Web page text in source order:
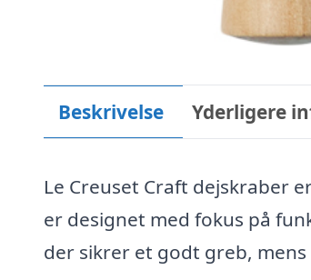
Beskrivelse Yderligere
Le Creuset Craft dejskraber
er designet med fokus på
der sikrer et godt greb,